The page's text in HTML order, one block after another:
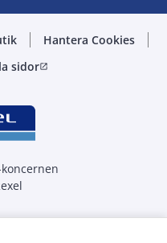
Hantera Cookies
sidoropen_in_new